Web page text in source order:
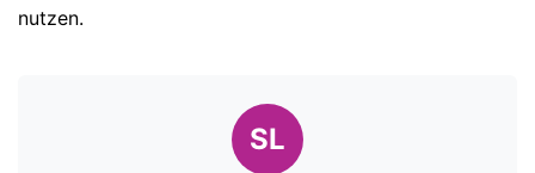
nutzen.
SL